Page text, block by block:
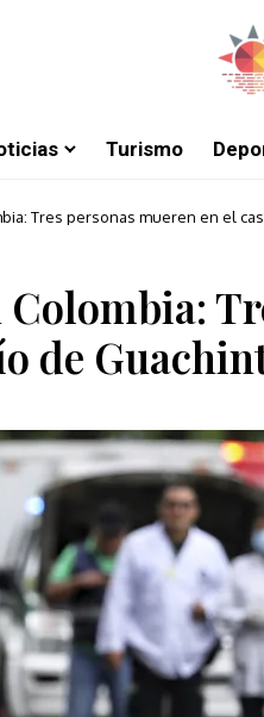
Turismo
Tres personas mueren en el
de